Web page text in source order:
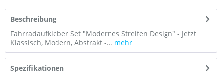
Beschreibung
Fahrradaufkleber Set "Modernes Streifen Design" - Jetzt
Klassisch, Modern, Abstrakt -... mehr
Spezifikationen